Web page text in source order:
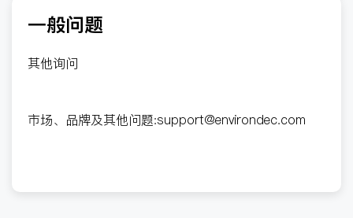
一般问题
其他询问
市场、品牌及其他问题:support@environdec.com